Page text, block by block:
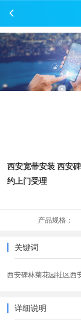
西安宽带安装 西安
约上门受理
产品规格：
关键词
西安碑林菊花园社区西
详细说明